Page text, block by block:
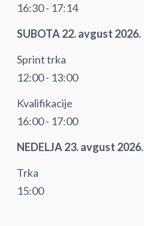
16:30 - 17:14
SUBOTA 22. avgust 2026.
Sprint trka
12:00 - 13:00
Kvalifikacije
16:00 - 17:00
NEDELJA 23. avgust 2026.
Trka
15:00